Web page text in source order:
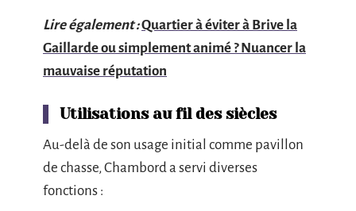
Lire également :Quartier à éviter à Brive la
Gaillarde ou simplement animé ? Nuancer la
mauvaise réputation
Utilisations au fil des siècles
Au-delà de son usage initial comme pavillon
de chasse, Chambord a servi diverses
fonctions :